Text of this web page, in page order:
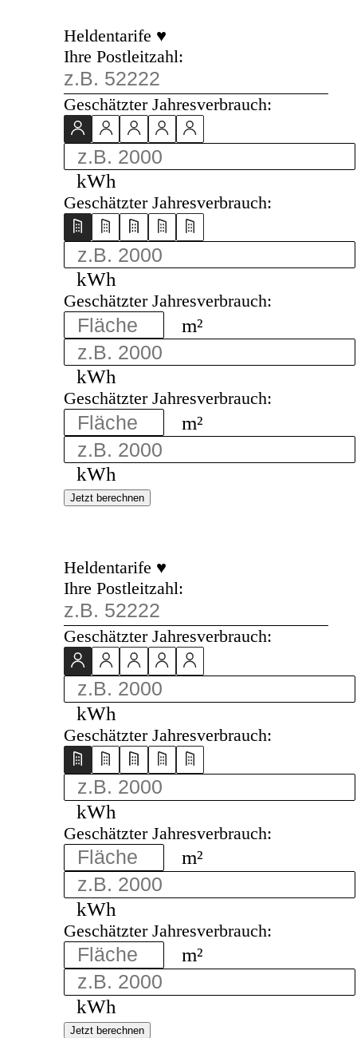
Heldentarife ♥
Ihre Postleitzahl:
Geschätzter Jahresverbrauch:
kWh
Geschätzter Jahresverbrauch:
kWh
Geschätzter Jahresverbrauch:
m²
kWh
Geschätzter Jahresverbrauch:
m²
kWh
Jetzt berechnen
Heldentarife ♥
Ihre Postleitzahl:
Geschätzter Jahresverbrauch:
kWh
Geschätzter Jahresverbrauch:
kWh
Geschätzter Jahresverbrauch:
m²
kWh
Geschätzter Jahresverbrauch:
m²
kWh
Jetzt berechnen